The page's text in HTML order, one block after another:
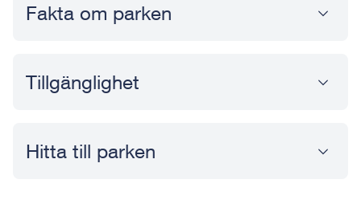
Fakta om parken
Tillgänglighet
Hitta till parken